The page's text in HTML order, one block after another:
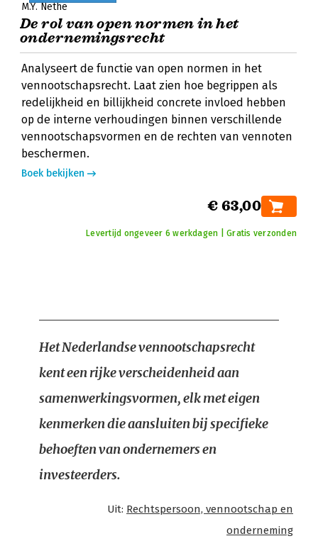
M.Y. Nethe
De rol van open normen in het
ondernemingsrecht
Analyseert de functie van open normen in het
vennootschapsrecht. Laat zien hoe begrippen als
redelijkheid en billijkheid concrete invloed hebben
op de interne verhoudingen binnen verschillende
vennootschapsvormen en de rechten van vennoten
beschermen.
Boek bekijken
€ 63,00
Levertijd ongeveer 6 werkdagen | Gratis verzonden
Het Nederlandse vennootschapsrecht
kent een rijke verscheidenheid aan
samenwerkingsvormen, elk met eigen
kenmerken die aansluiten bij specifieke
behoeften van ondernemers en
investeerders.
Uit: Rechtspersoon, vennootschap en
onderneming